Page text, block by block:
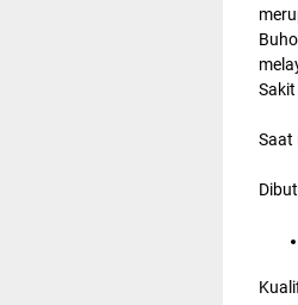
Saat